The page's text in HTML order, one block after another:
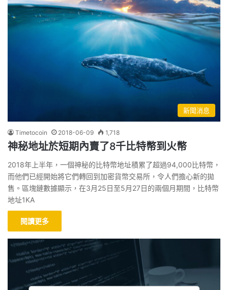
新聞消息
Timetocoin 2018-06-09 1,718
神秘地址於短期內賣了8千比特幣到火幣
2018年上半年，一個神秘的比特幣地址積累了超過94,000比特幣，
而他們已經開始將它們轉回到加密貨幣交易所，令人們擔心新的拋
售。區塊鏈數據顯示，在3月25日至5月27日的兩個月期間，比特幣
地址1KA
閱讀更多